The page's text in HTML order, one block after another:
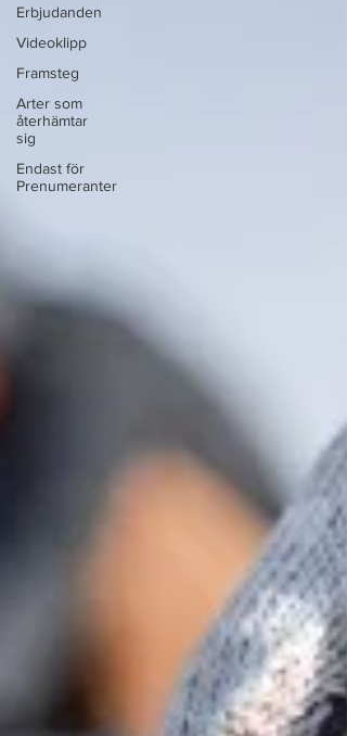
Erbjudanden
Videoklipp
Framsteg
Arter som
återhämtar
sig
Endast för
Prenumeranter